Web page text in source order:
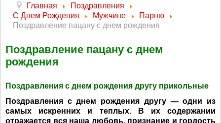
Главная
Поздравления
С Днем Рождения
Мужчине
Парню
Поздравление пацану с днем рождения
Поздравление пацану с днем
рождения
Поздравления с днем рождения другу прикольные
Поздравления с днем рождения другу — одни из
самых искренних и теплых. В их содержании
отражается вся наша любовь, признание и гордость